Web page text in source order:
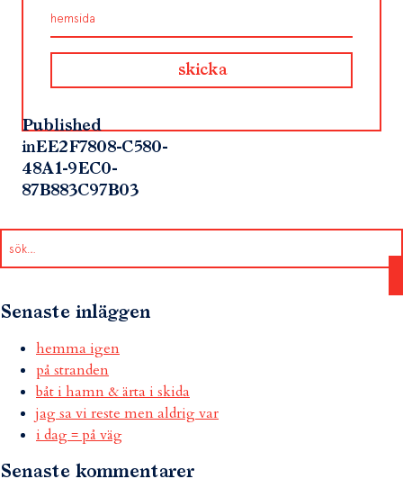
Published
inEE2F7808-C580-
48A1-9EC0-
87B883C97B03
Senaste inläggen
hemma igen
på stranden
båt i hamn & ärta i skida
jag sa vi reste men aldrig var
i dag = på väg
Senaste kommentarer